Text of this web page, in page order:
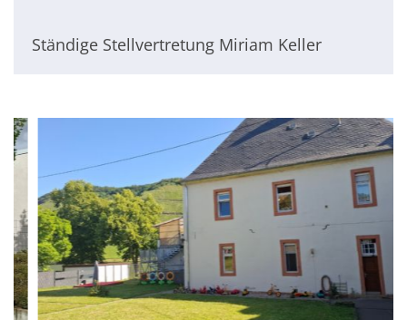
Ständige Stellvertretung Miriam Keller